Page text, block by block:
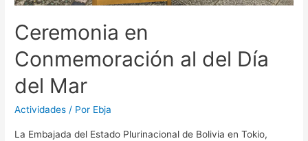
Ceremonia en
Conmemoración al del Día
del Mar
Actividades / Por Ebja
La Embajada del Estado Plurinacional de Bolivia en Tokio,